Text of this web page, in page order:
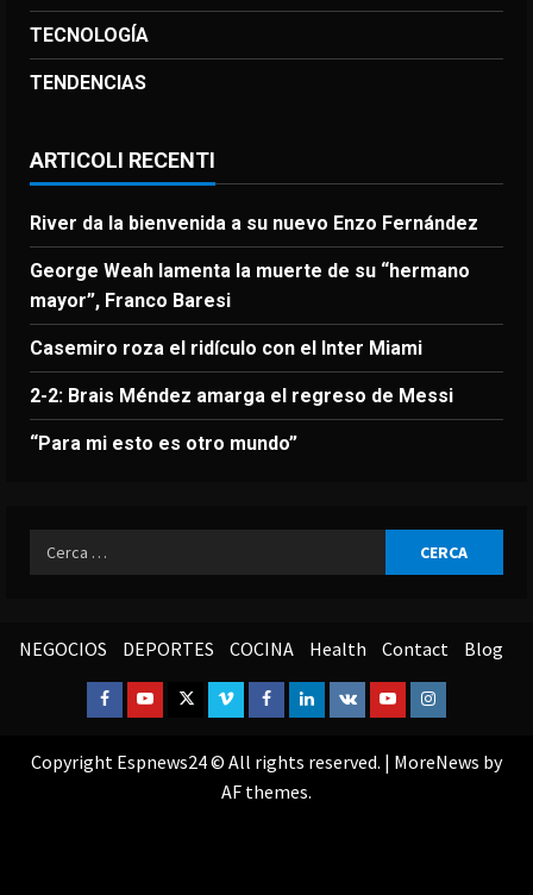
TECNOLOGÍA
TENDENCIAS
ARTICOLI RECENTI
River da la bienvenida a su nuevo Enzo Fernández
George Weah lamenta la muerte de su “hermano
mayor”, Franco Baresi
Casemiro roza el ridículo con el Inter Miami
2-2: Brais Méndez amarga el regreso de Messi
“Para mi esto es otro mundo”
Ricerca
per:
NEGOCIOS DEPORTES COCINA Health Contact Blog
Facebook
YoutubeTwitterVimeoFacebook
Linkedin
VK YoutubeInstagram
Copyright Espnews24 © All rights reserved. | MoreNews by
AF themes.